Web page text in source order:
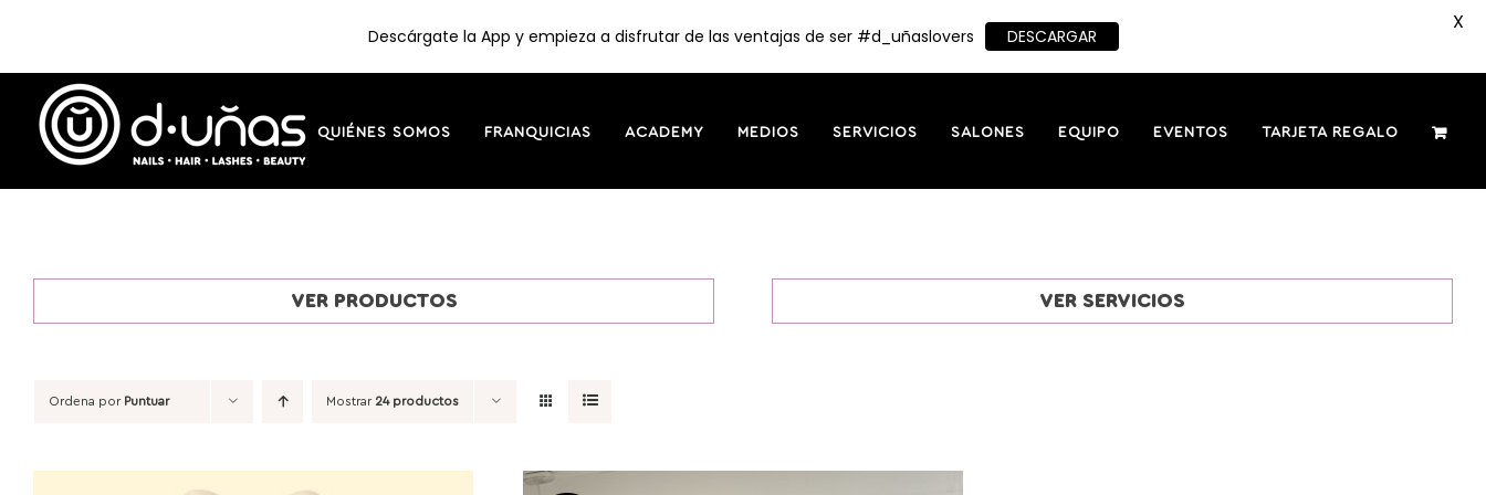
contenido
QUIÉNES SOMOS FRANQUICIAS ACADEMY MEDIOS SERVICIOS SALONES EQUIPO EVENTOS TARJETA REGALO
VER PRODUCTOS VER SERVICIOS
Ordena por Puntuar Mostrar 24 productos
Descárgate la App y empieza a disfrutar de las ventajas de ser #d_uñaslovers DESCARGAR
X